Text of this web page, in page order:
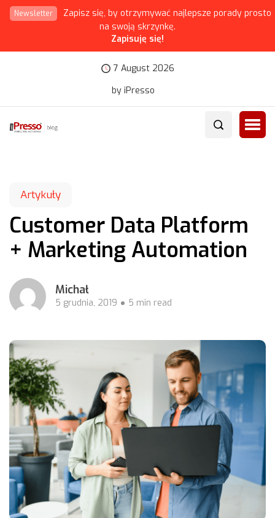
Newsletter
Zapisz się, by otrzymywać najlepsze porady prosto
na swoją skrzynkę.
Zapisuję się!
7 August 2026
by iPresso
Artykuły
Customer Data Platform
+ Marketing Automation
Michał
5 grudnia, 2019 5 min read